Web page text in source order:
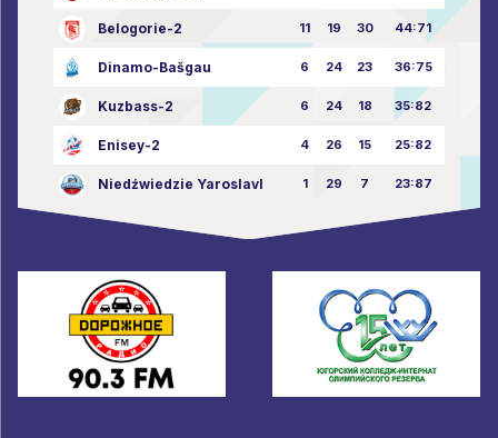
Belogorie-2 11 19 30 44:71
Dinamo-Bašgau 6 24 23 36:75
Kuzbass-2 6 24 18 35:82
Enisey-2 4 26 15 25:82
Niedźwiedzie Yaroslavl 1 29 7 23:87